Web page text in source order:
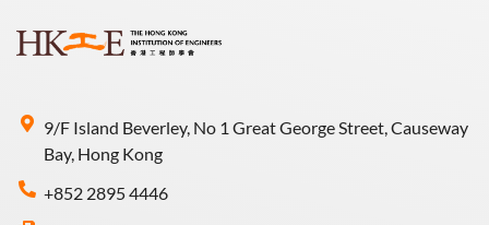
9/F Island Beverley, No 1 Great George Street, Causeway
Bay, Hong Kong
+852 2895 4446